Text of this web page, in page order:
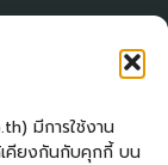
มีการใช้งาน
เคียงกันกับคุกกี้ บน